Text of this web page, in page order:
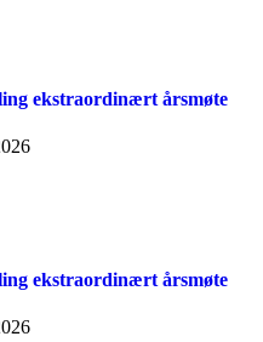
ekstraordinært årsmøte
ekstraordinært årsmøte